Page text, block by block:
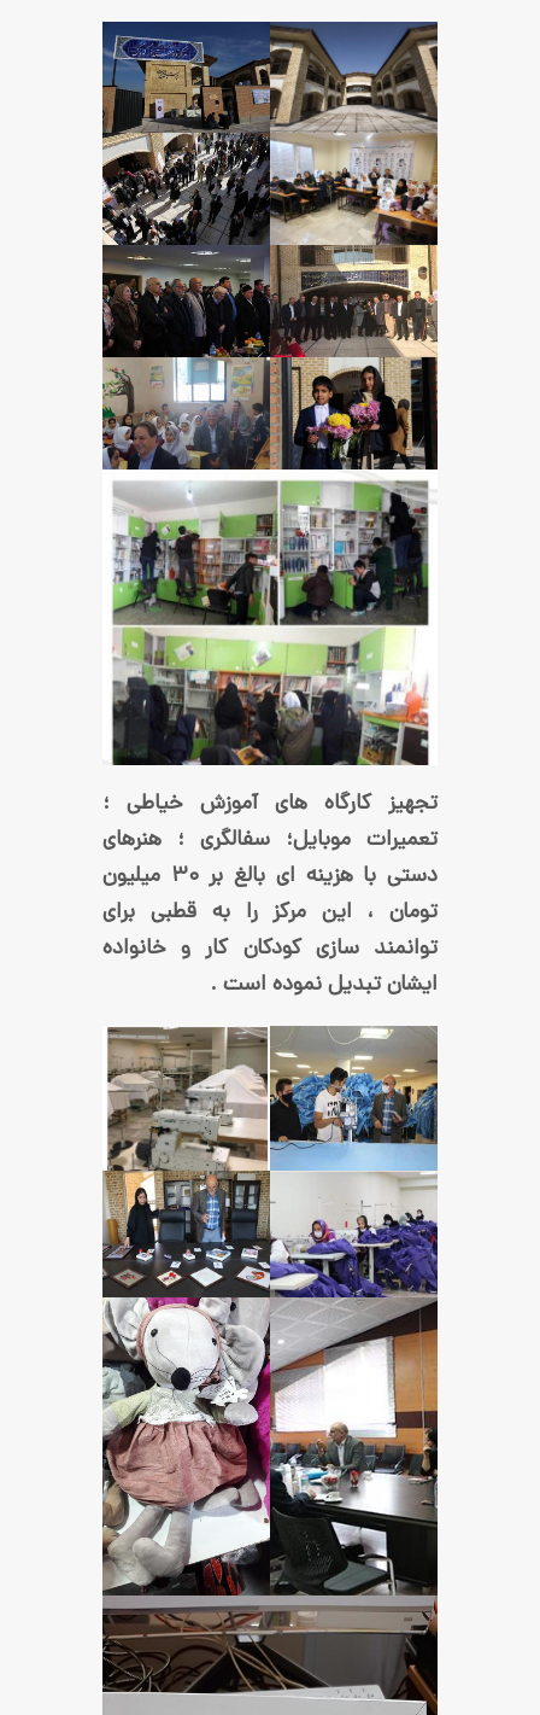
های آموزش خیاطی ؛
موبایل؛ سفالگری ؛ هنرهای
دستی با هزینه ای بالغ بر ۳۰ میلیون
این مرکز را به قطبی برای
سازی کودکان کار و خانواده
نموده است .